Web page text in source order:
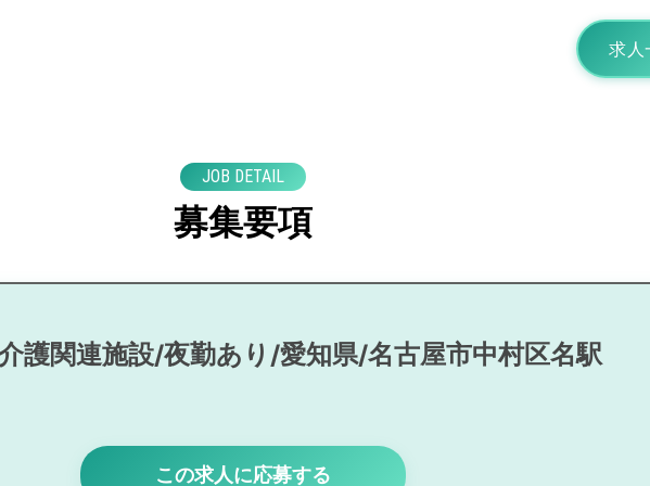
求人
JOB DETAIL
募集要項
護関連施設/夜勤あり/愛知県/名古屋市中村区名駅
この求人に応募する